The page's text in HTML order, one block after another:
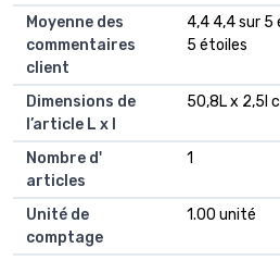
Moyenne des
commentaires
client
4,4 4,4 sur 5
5 étoiles
Dimensions de
l’article L x l
50,8L x 2,5l
Nombre d'
articles
1
Unité de
comptage
1.00 unité